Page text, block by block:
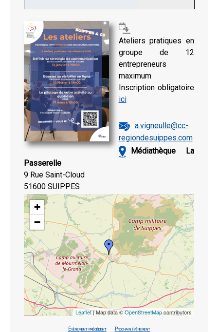
Ateliers pratiques en
groupe de 12
entrepreneurs
maximum
Inscription obligatoire
ici
a.vigneulle@cc-
regiondesuippes.com
Médiathèque La
Passerelle
9 Rue Saint-Cloud
51600 SUIPPES
+
−
Leaflet| Map data ©OpenStreetMapcontributors
Évènement précédent Prochain évènement